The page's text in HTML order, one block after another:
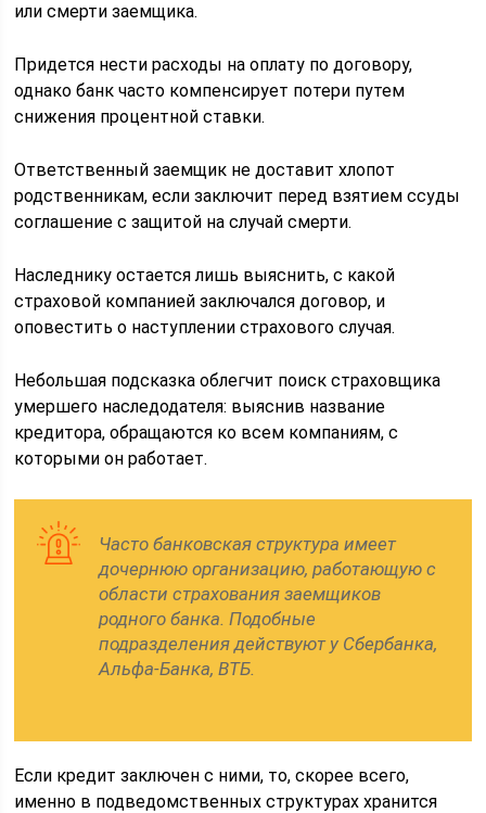
или смерти заемщика.
Придется нести расходы на оплату по договору,
однако банк часто компенсирует потери путем
снижения процентной ставки.
Ответственный заемщик не доставит хлопот
родственникам, если заключит перед взятием ссуды
соглашение с защитой на случай смерти.
Наследнику остается лишь выяснить, с какой
страховой компанией заключался договор, и
оповестить о наступлении страхового случая.
Небольшая подсказка облегчит поиск страховщика
умершего наследодателя: выяснив название
кредитора, обращаются ко всем компаниям, с
которыми он работает.
Часто банковская структура имеет
дочернюю организацию, работающую с
области страхования заемщиков
родного банка. Подобные
подразделения действуют у Сбербанка,
Альфа-Банка, ВТБ.
Если кредит заключен с ними, то, скорее всего,
именно в подведомственных структурах хранится